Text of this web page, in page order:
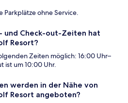
Parkplätze ohne Service.
und Check-out-Zeiten hat
Resort?
Zeiten möglich: 16:00 Uhr–
ist um 10:00 Uhr.
werden in der Nähe von
Resort angeboten?